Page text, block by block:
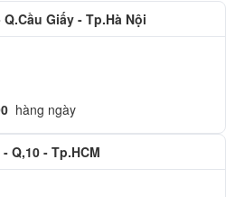
Mijia là khả năng kết nối thông
lạnh từ xa thông qua ứng dụng di
chỉnh nhiệt độ, kiểm tra tình trạng tủ
trước tủ lạnh.
Giấy - Tp.Hà Nội
hàng ngày
Q,10 - Tp.HCM